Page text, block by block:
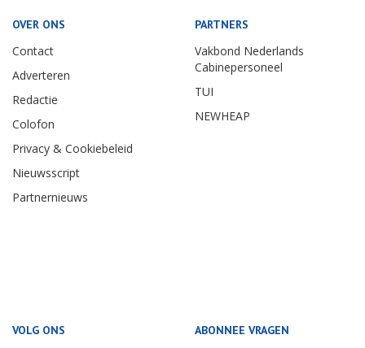
OVER ONS
Contact
Adverteren
Redactie
Colofon
Privacy & Cookiebeleid
Nieuwsscript
Partnernieuws
PARTNERS
Vakbond Nederlands
Cabinepersoneel
TUI
NEWHEAP
VOLG ONS ABONNEE VRAGEN